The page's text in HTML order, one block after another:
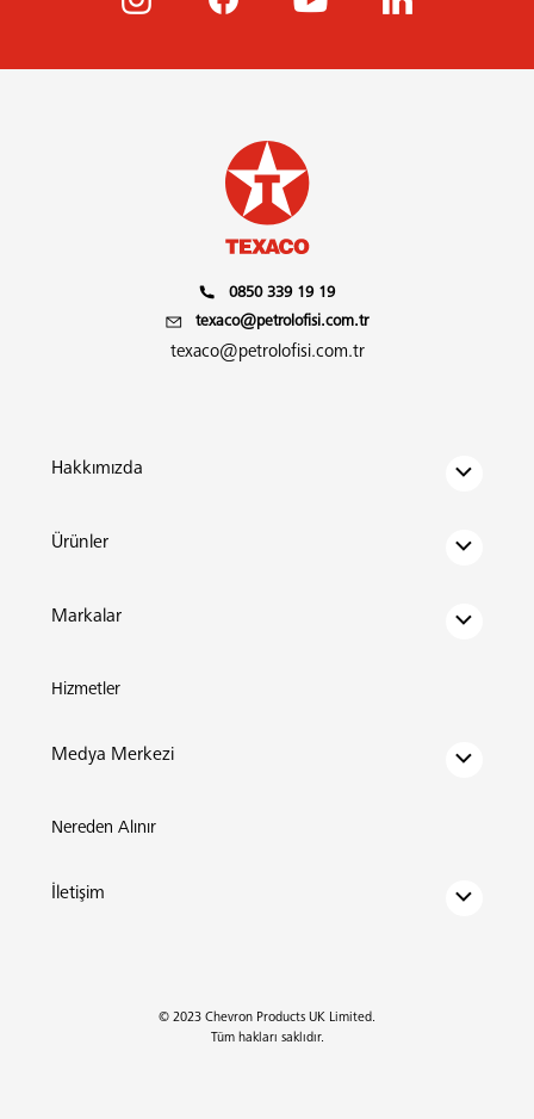
0850 339 19 19
texaco@petrolofisi.com.tr
texaco@petrolofisi.com.tr
Hakkımızda
Ürünler
Markalar
Hizmetler
Medya Merkezi
Nereden Alınır
İletişim
© 2023 Chevron Products UK Limited.
Tüm hakları saklıdır.